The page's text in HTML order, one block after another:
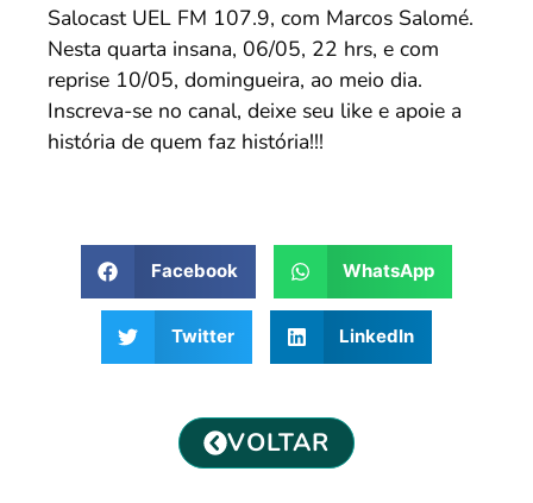
Salocast UEL FM 107.9, com Marcos Salomé.
Nesta quarta insana, 06/05, 22 hrs, e com
reprise 10/05, domingueira, ao meio dia.
Inscreva-se no canal, deixe seu like e apoie a
história de quem faz história!!!
Facebook WhatsApp
Twitter LinkedIn
VOLTAR